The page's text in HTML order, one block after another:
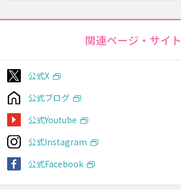
関連ページ・サイト
公式X
公式ブログ
公式Youtube
公式Instagram
公式Facebook